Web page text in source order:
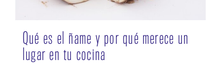
Qué es el ñame y por qué merece un
lugar en tu cocina